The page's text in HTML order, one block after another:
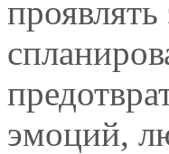
эмоций,